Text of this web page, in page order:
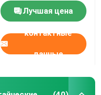
кисловочный CAS
4767-03-7 резиновый
Лучшая цена
контактные
данные